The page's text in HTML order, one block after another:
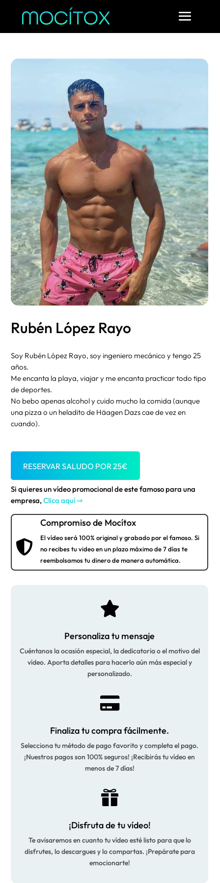
Rubén López Rayo
Soy Rubén López Rayo, soy ingeniero mecánico y tengo 25
años.
Me encanta la playa, viajar y me encanta practicar todo tipo
de deportes.
No bebo apenas alcohol y cuido mucho la comida (aunque
una pizza o un heladito de Häagen Dazs cae de vez en
cuando).
RESERVAR SALUDO POR25€
Si quieres un vídeo promocional de este famoso para una
empresa,Clica aquí ⇒

Compromiso de Mocítox
El vídeo será 100% original y grabado por el famoso. Si
no recibes tu video en un plazo máximo de 7 días te
reembolsamos tu dinero de manera automática.

Personaliza tu mensaje
Cuéntanos la ocasión especial, la dedicatoria o el motivo del
vídeo. Aporta detalles para hacerlo aún más especial y
personalizado.

Finaliza tu compra fácilmente.
Selecciona tu método de pago favorito y completa el pago.
¡Nuestros pagos son 100% seguros! ¡Recibirás tu vídeo en
menos de 7 días!

¡Disfruta de tu vídeo!
Te avisaremos en cuanto tu vídeo esté listo para que lo
disfrutes, lo descargues y lo compartas. ¡Prepárate para
emocionarte!